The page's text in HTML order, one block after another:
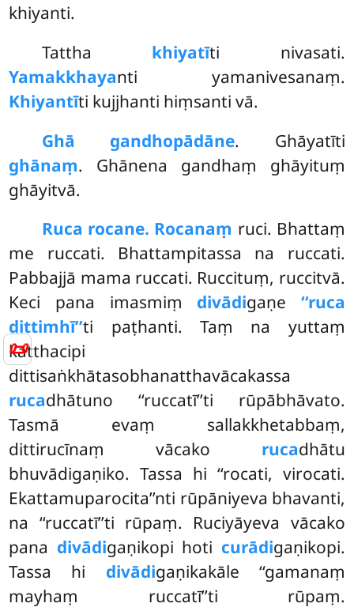
📜
khiyanti.
Tattha khiyatīti nivasati.
Yamakkhayanti yamanivesanaṃ.
Khiyantīti kujjhanti hiṃsanti vā.
Ghā gandhopādāne. Ghāyatīti
ghānaṃ. Ghānena gandhaṃ ghāyituṃ
ghāyitvā.
Ruca rocane. Rocanaṃ ruci. Bhattaṃ
me ruccati. Bhattampitassa na ruccati.
Pabbajjā mama ruccati. Ruccituṃ, ruccitvā.
Keci pana imasmiṃ divādigaṇe ‘‘ruca
dittimhī’’ti paṭhanti. Taṃ na yuttaṃ
katthacipi
dittisaṅkhātasobhanatthavācakassa
rucadhātuno ‘‘ruccatī’’ti rūpābhāvato.
Tasmā evaṃ sallakkhetabbaṃ,
dittirucīnaṃ vācako rucadhātu
bhuvādigaṇiko. Tassa hi ‘‘rocati, virocati.
Ekattamuparocita’’nti rūpāniyeva bhavanti,
na ‘‘ruccatī’’ti rūpaṃ. Ruciyāyeva vācako
pana divādigaṇikopi hoti curādigaṇikopi.
Tassa hi divādigaṇikakāle ‘‘gamanaṃ
mayhaṃ ruccatī’’ti rūpaṃ.